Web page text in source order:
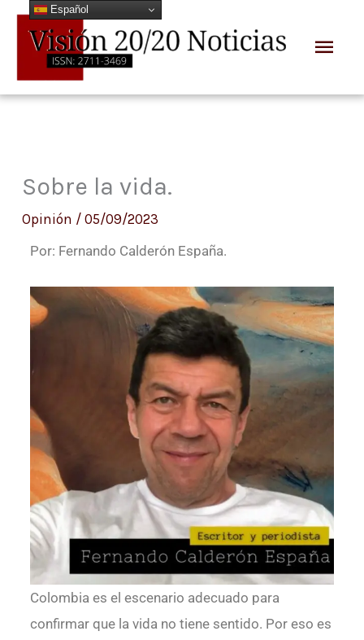
contenido
Sobre la vida.
Opinión / 05/09/2023
Por: Fernando Calderón España.
Colombia es el escenario adecuado para
confirmar que la vida no tiene sentido. Por eso es
Español